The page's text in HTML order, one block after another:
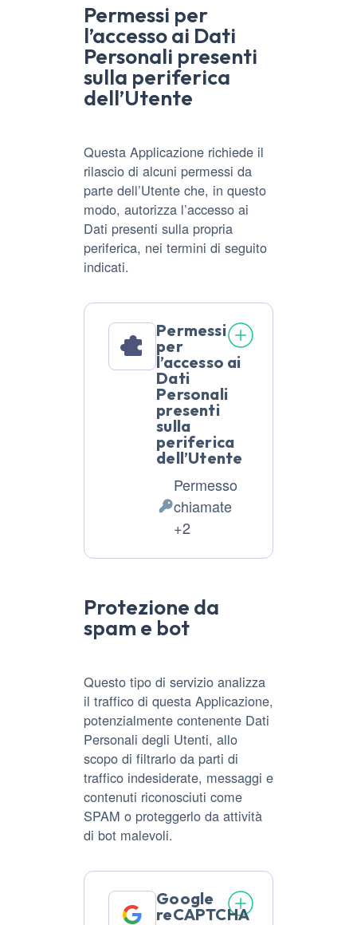
Permessi per
l’accesso ai Dati
Personali presenti
sulla periferica
dell’Utente
Questa Applicazione richiede il
rilascio di alcuni permessi da
parte dell’Utente che, in questo
modo, autorizza l’accesso ai
Dati presenti sulla propria
periferica, nei termini di seguito
indicati.
Permessi
per
l’accesso ai
Dati
Personali
presenti
sulla
periferica
dell’Utente
Dati
Personali
trattati:
Permesso
chiamate
+2
Protezione da
spam e bot
Questo tipo di servizio analizza
il traffico di questa Applicazione,
potenzialmente contenente Dati
Personali degli Utenti, allo
scopo di filtrarlo da parti di
traffico indesiderate, messaggi e
contenuti riconosciuti come
SPAM o proteggerlo da attività
di bot malevoli.
Google
reCAPTCHA